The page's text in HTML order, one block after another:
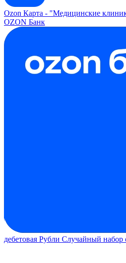
Ozon Карта - "Медицинские
OZON Банк
дебетовая Рубли Случайный набор